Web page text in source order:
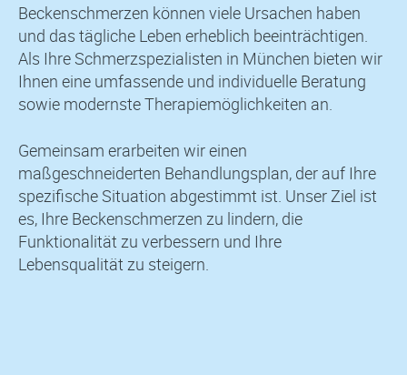
Beckenschmerzen können viele Ursachen haben
und das tägliche Leben erheblich beeinträchtigen.
Als Ihre Schmerzspezialisten in München bieten wir
Ihnen eine umfassende und individuelle Beratung
sowie modernste Therapiemöglichkeiten an.
Gemeinsam erarbeiten wir einen
maßgeschneiderten Behandlungsplan, der auf Ihre
spezifische Situation abgestimmt ist. Unser Ziel ist
es, Ihre Beckenschmerzen zu lindern, die
Funktionalität zu verbessern und Ihre
Lebensqualität zu steigern.